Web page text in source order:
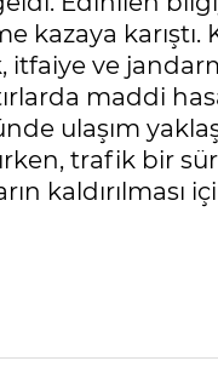
kazaya karıştı.
itfaiye ve
maddi
ulaşım
trafik bir
kaldırılması